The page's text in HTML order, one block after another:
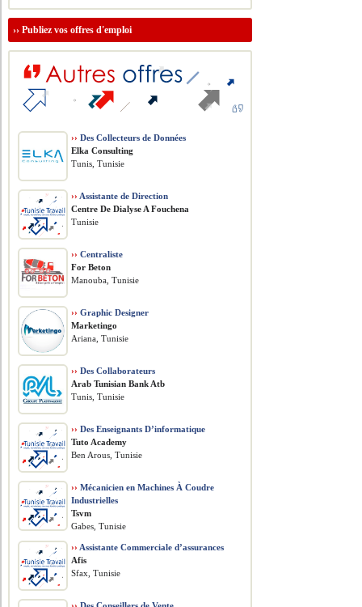
››Publiez vos offres d'emploi
›› Des Collecteurs de Données
Elka Consulting
Tunis, Tunisie
›› Assistante de Direction
Centre De Dialyse A Fouchena
Tunisie
›› Centraliste
For Beton
Manouba, Tunisie
›› Graphic Designer
Marketingo
Ariana, Tunisie
›› Des Collaborateurs
Arab Tunisian Bank Atb
Tunis, Tunisie
›› Des Enseignants D’informatique
Tuto Academy
Ben Arous, Tunisie
›› Mécanicien en Machines À Coudre
Industrielles
Tsvm
Gabes, Tunisie
›› Assistante Commerciale d’assurances
Afis
Sfax, Tunisie